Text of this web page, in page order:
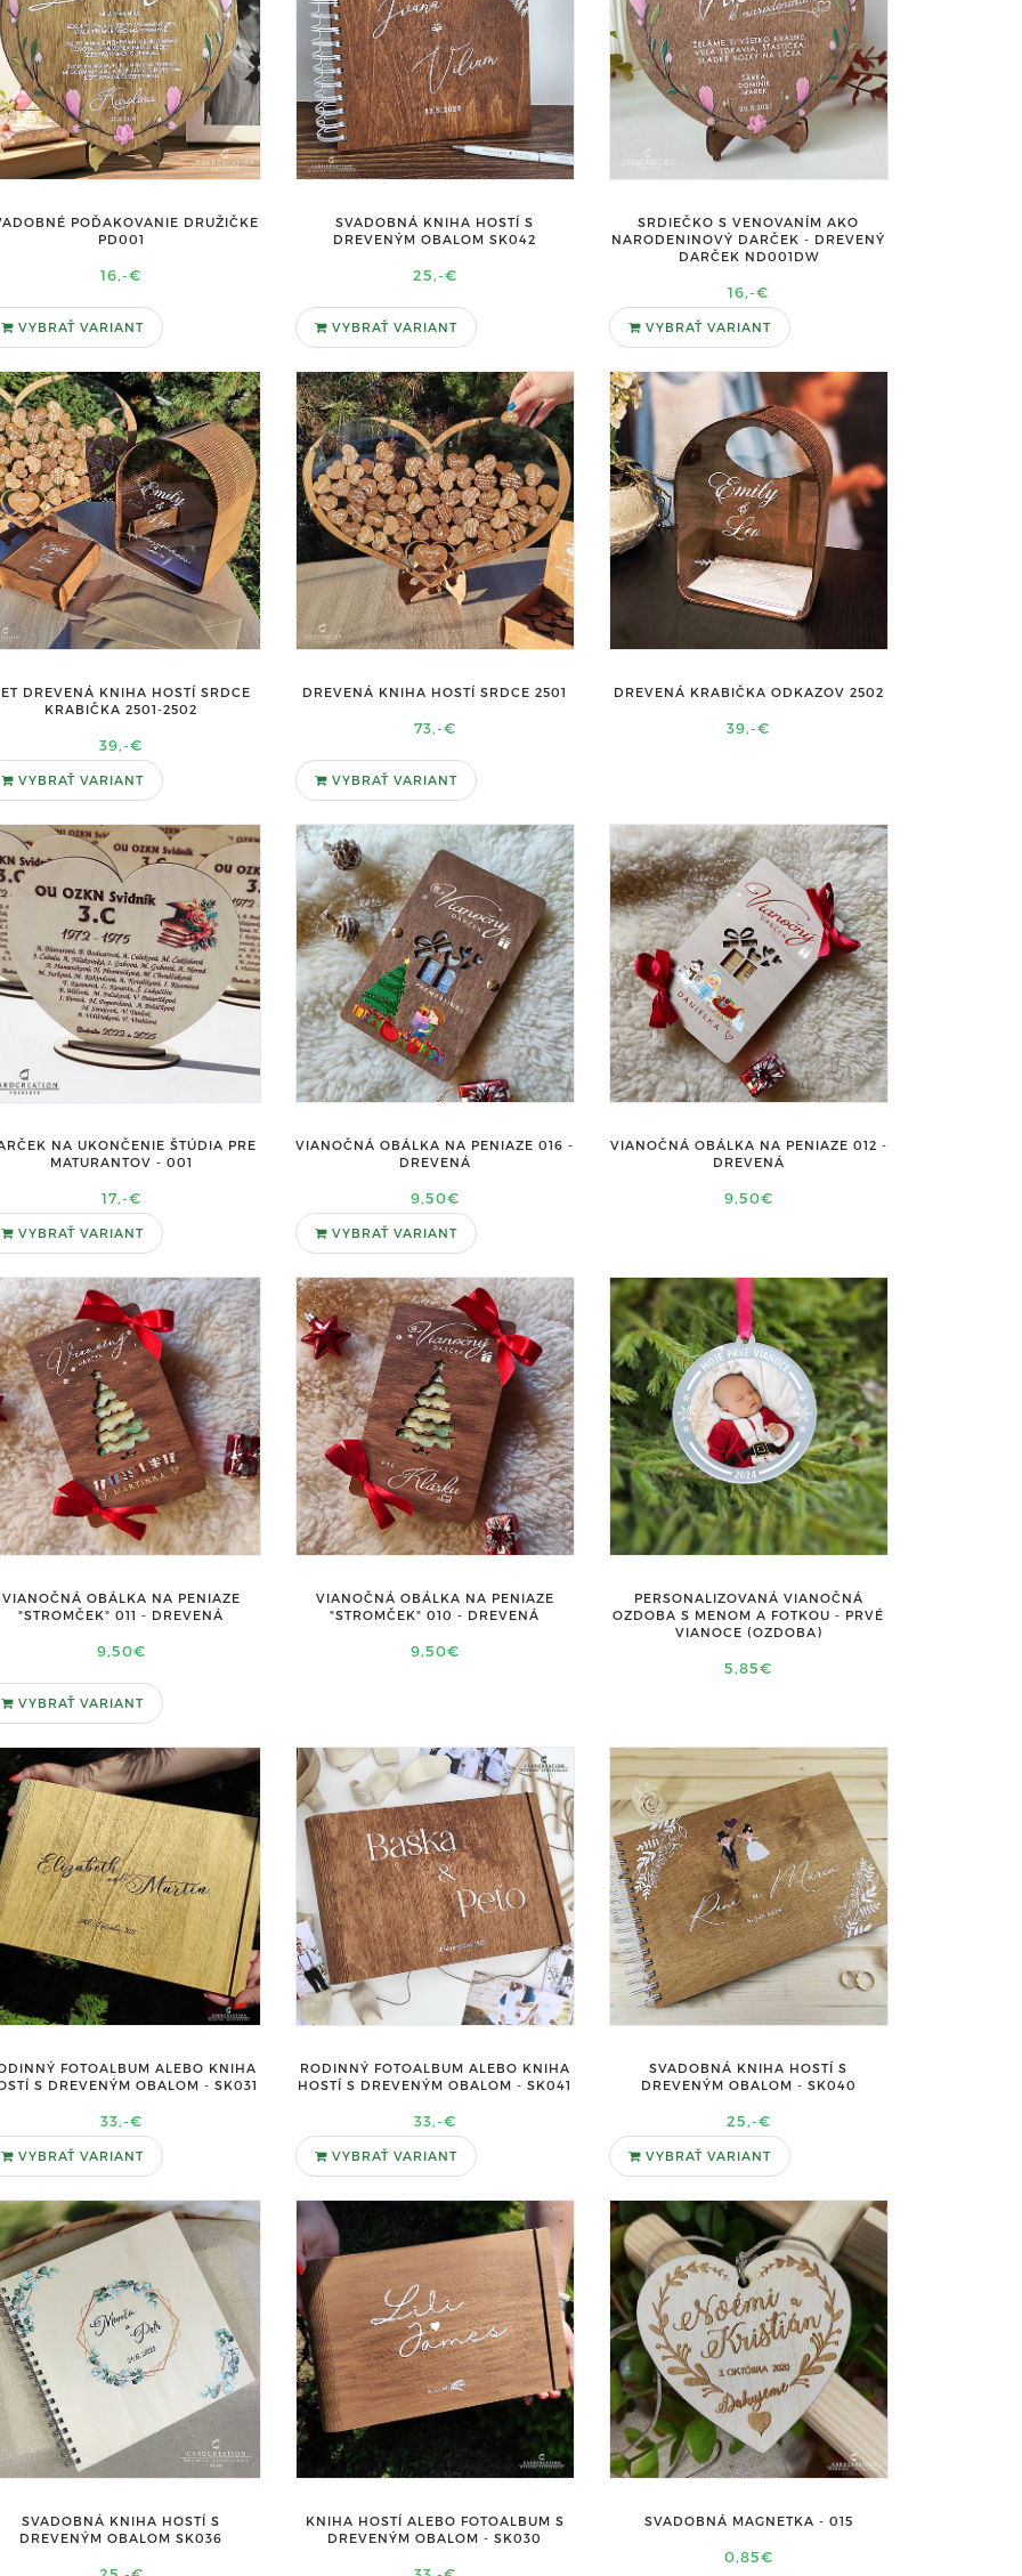
POĎAKOVANIE DRUŽIČKE
PD001
16,-€
VYBRAŤ VARIANT
SVADOBNÁ KNIHA HOSTÍ S
DREVENÝM OBALOM SK042
25,-€
VYBRAŤ VARIANT
SRDIEČKO S VENOVANÍM AKO
NARODENINOVÝ DARČEK - DREVENÝ
DARČEK ND001DW
16,-€
VYBRAŤ VARIANT
DREVENÁ KNIHA HOSTÍ SRDCE
KRABIČKA 2501-2502
39,-€
VYBRAŤ VARIANT
DREVENÁ KNIHA HOSTÍ SRDCE 2501
73,-€
VYBRAŤ VARIANT
DREVENÁ KRABIČKA ODKAZOV 2502
39,-€
NA UKONČENIE ŠTÚDIA PRE
MATURANTOV - 001
17,-€
VYBRAŤ VARIANT
VIANOČNÁ OBÁLKA NA PENIAZE 016 -
DREVENÁ
9,50€
VYBRAŤ VARIANT
VIANOČNÁ OBÁLKA NA PENIAZE 012 -
DREVENÁ
9,50€
VIANOČNÁ OBÁLKA NA PENIAZE
"STROMČEK" 011 - DREVENÁ
9,50€
VYBRAŤ VARIANT
VIANOČNÁ OBÁLKA NA PENIAZE
"STROMČEK" 010 - DREVENÁ
9,50€
PERSONALIZOVANÁ VIANOČNÁ
OZDOBA S MENOM A FOTKOU - PRVÉ
VIANOCE (OZDOBA)
5,85€
FOTOALBUM ALEBO KNIHA
S DREVENÝM OBALOM - SK031
33,-€
VYBRAŤ VARIANT
RODINNÝ FOTOALBUM ALEBO KNIHA
HOSTÍ S DREVENÝM OBALOM - SK041
33,-€
VYBRAŤ VARIANT
SVADOBNÁ KNIHA HOSTÍ S
DREVENÝM OBALOM - SK040
25,-€
VYBRAŤ VARIANT
SVADOBNÁ KNIHA HOSTÍ S
DREVENÝM OBALOM SK036
KNIHA HOSTÍ ALEBO FOTOALBUM S
DREVENÝM OBALOM - SK030
SVADOBNÁ MAGNETKA - 015
0,85€